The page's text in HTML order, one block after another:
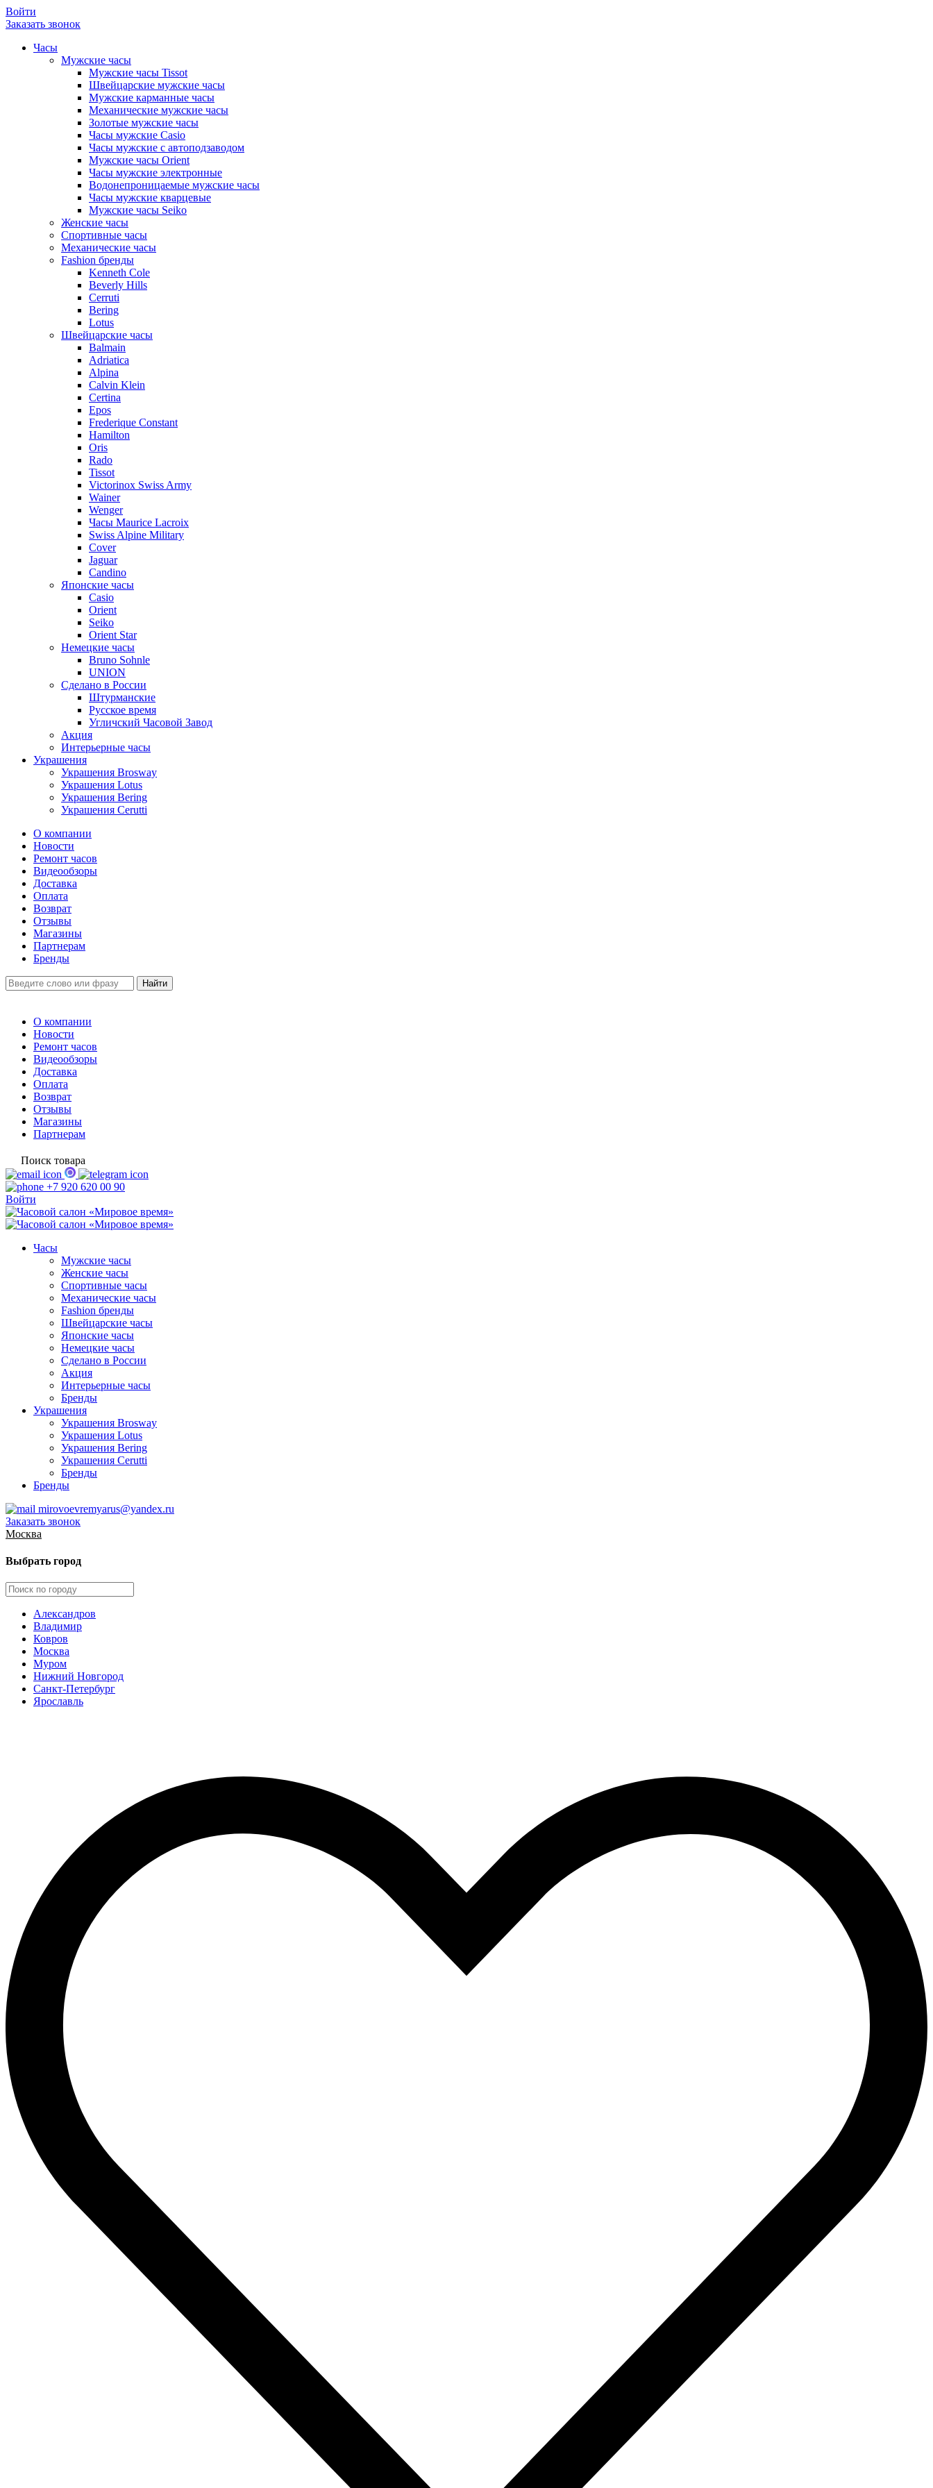
Войти
Заказать звонок
Часы
Мужские часы
Мужские часы Tissot
Швейцарские мужские часы
Мужские карманные часы
Механические мужские часы
Золотые мужские часы
Часы мужские Casio
Часы мужские с автоподзаводом
Мужские часы Orient
Часы мужские электронные
Водонепроницаемые мужские часы
Часы мужские кварцевые
Мужские часы Seiko
Женские часы
Спортивные часы
Механические часы
Fashion бренды
Kenneth Cole
Beverly Hills
Cerruti
Bering
Lotus
Швейцарские часы
Balmain
Adriatica
Alpina
Calvin Klein
Certina
Epos
Frederique Constant
Hamilton
Oris
Rado
Tissot
Victorinox Swiss Army
Wainer
Wenger
Часы Maurice Lacroix
Swiss Alpine Military
Cover
Jaguar
Candino
Японские часы
Casio
Orient
Seiko
Orient Star
Немецкие часы
Bruno Sohnle
UNION
Сделано в России
Штурманские
Русское время
Угличский Часовой Завод
Акция
Интерьерные часы
Украшения
Украшения Brosway
Украшения Lotus
Украшения Bering
Украшения Cerutti
О компании
Новости
Ремонт часов
Видеообзоры
Доставка
Оплата
Возврат
Отзывы
Магазины
Партнерам
Бренды
О компании
Новости
Ремонт часов
Видеообзоры
Доставка
Оплата
Возврат
Отзывы
Магазины
Партнерам
Поиск товара
+7 920 620 00 90
Войти
Часы
Мужские часы
Женские часы
Спортивные часы
Механические часы
Fashion бренды
Швейцарские часы
Японские часы
Немецкие часы
Сделано в России
Акция
Интерьерные часы
Бренды
Украшения
Украшения Brosway
Украшения Lotus
Украшения Bering
Украшения Cerutti
Бренды
Бренды
mirovoevremyarus@yandex.ru
Заказать звонок
Москва
Выбрать город
Александров
Владимир
Ковров
Москва
Муром
Нижний Новгород
Санкт-Петербург
Ярославль